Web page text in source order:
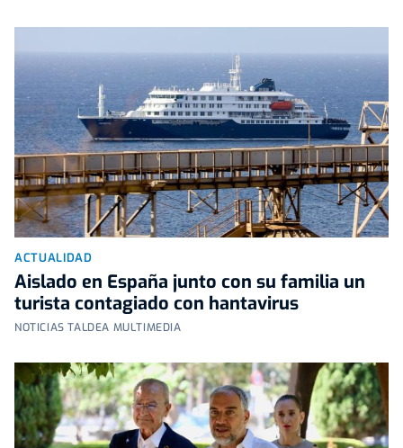
ACTUALIDAD
Aislado en España junto con su familia un
turista contagiado con hantavirus
NOTICIAS TALDEA MULTIMEDIA